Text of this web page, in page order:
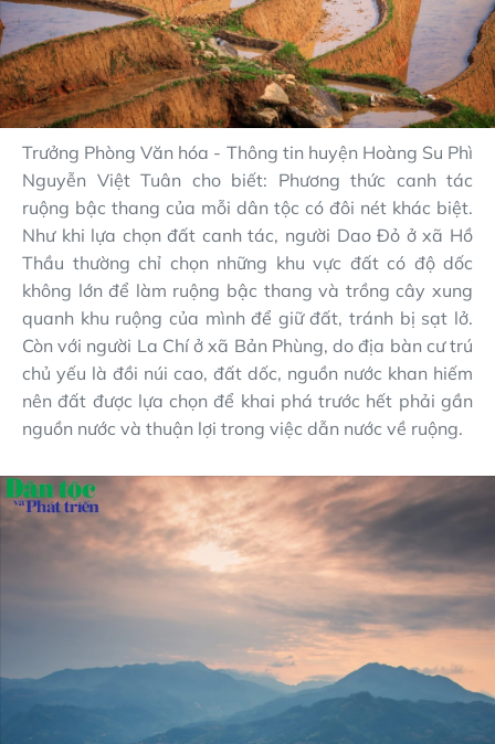
Trưởng Phòng Văn hóa - Thông tin huyện Hoàng Su Phì
Nguyễn Việt Tuân cho biết: Phương thức canh tác
ruộng bậc thang của mỗi dân tộc có đôi nét khác biệt.
Như khi lựa chọn đất canh tác, người Dao Đỏ ở xã Hồ
Thầu thường chỉ chọn những khu vực đất có độ dốc
không lớn để làm ruộng bậc thang và trồng cây xung
quanh khu ruộng của mình để giữ đất, tránh bị sạt lở.
Còn với người La Chí ở xã Bản Phùng, do địa bàn cư trú
chủ yếu là đồi núi cao, đất dốc, nguồn nước khan hiếm
nên đất được lựa chọn để khai phá trước hết phải gần
nguồn nước và thuận lợi trong việc dẫn nước về ruộng.